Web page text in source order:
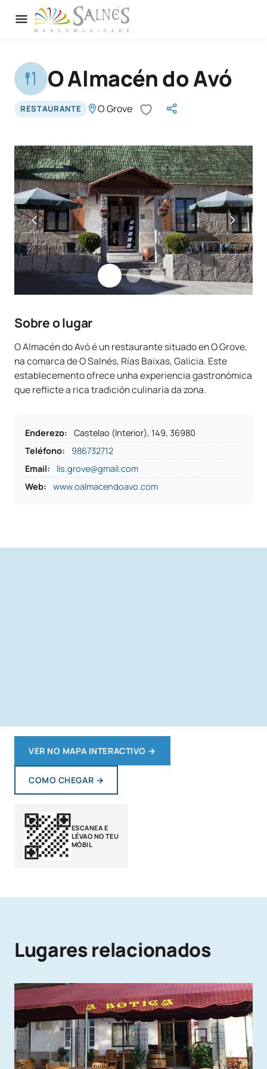
O Almacén do Avó
RESTAURANTE O Grove
Sobre o lugar
O Almacén do Avó é un restaurante situado en O Grove,
na comarca de O Salnés, Rías Baixas, Galicia. Este
establecemento ofrece unha experiencia gastronómica
que reflicte a rica tradición culinaria da zona.
Enderezo:
Castelao (Interior), 149, 36980
Teléfono:
986732712
Email:
lis.grove@gmail.com
Web:
www.oalmacendoavo.com
VER NO MAPA INTERACTIVO →
COMO CHEGAR →
ESCANEA E
LÉVAO NO TEU
MÓBIL
Lugares relacionados